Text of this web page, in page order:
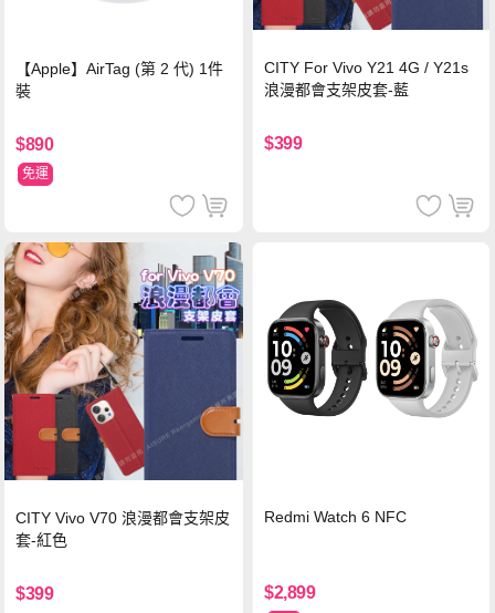
【Apple】AirTag (第 2 代) 1件
裝
$890
免運
CITY For Vivo Y21 4G / Y21s
浪漫都會支架皮套-藍
$399
CITY Vivo V70 浪漫都會支架皮
套-紅色
$399
Redmi Watch 6 NFC
$2,899